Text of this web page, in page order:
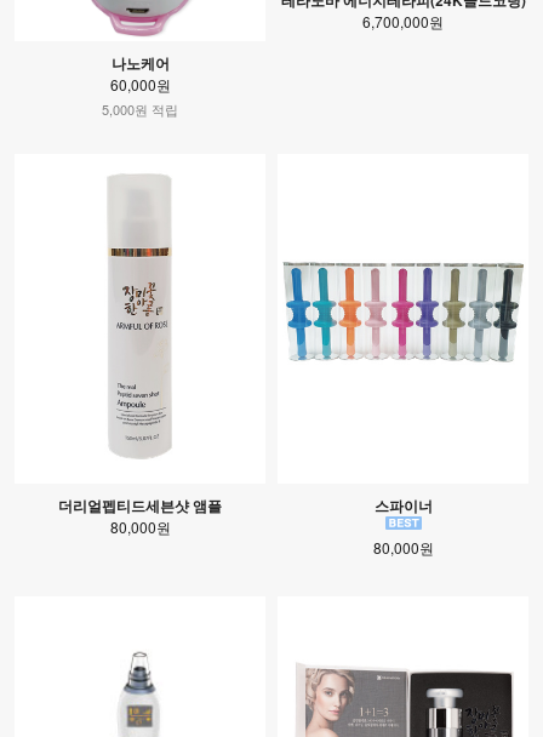
나노케어
60,000원
5,000원 적립
6,700,000원
더리얼펩티드세븐샷 앰플
80,000원
스파이너
80,000원